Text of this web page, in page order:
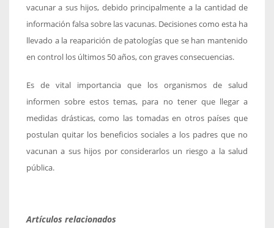
vacunar a sus hijos, debido principalmente a la cantidad de
información falsa sobre las vacunas. Decisiones como esta ha
llevado a la reaparición de patologías que se han mantenido
en control los últimos 50 años, con graves consecuencias.
Es de vital importancia que los organismos de salud
informen sobre estos temas, para no tener que llegar a
medidas drásticas, como las tomadas en otros países que
postulan quitar los beneficios sociales a los padres que no
vacunan a sus hijos por considerarlos un riesgo a la salud
pública.
Artículos relacionados